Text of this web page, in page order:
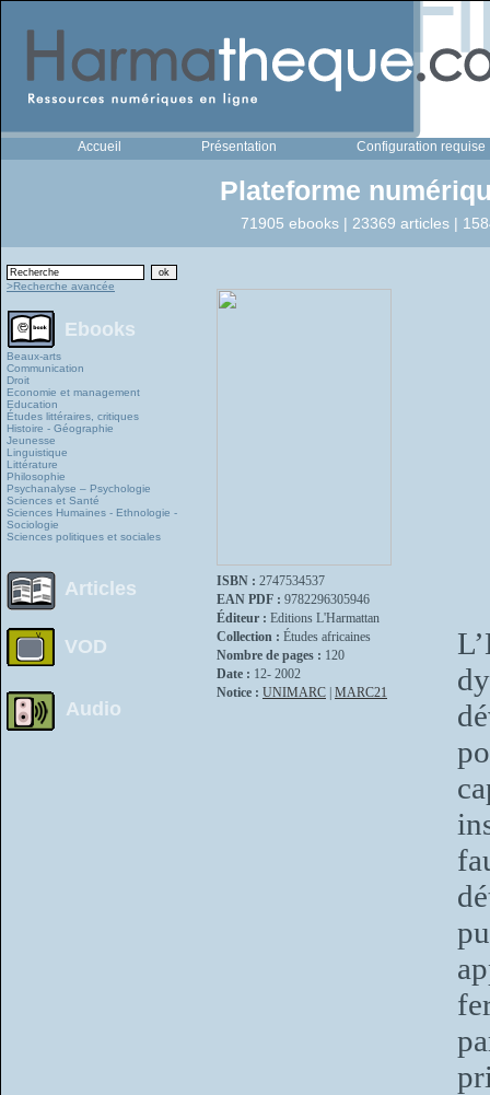
Accueil Présentation Configuration requise
Plateforme
71905 ebooks | 23369 articles |
>Recherche avancée
Ebooks
Beaux-arts
Communication
Droit
Economie et management
Education
Études littéraires, critiques
Histoire - Géographie
Jeunesse
Linguistique
Littérature
Philosophie
Psychanalyse – Psychologie
Sciences et Santé
Sciences Humaines - Ethnologie -
Sociologie
Sciences politiques et sociales
Articles
VOD
Audio
ISBN : 2747534537
EAN PDF : 9782296305946
Éditeur : Editions L'Harmattan
Collection : Études africaines
Nombre de pages : 120
Date : 12- 2002
Notice : UNIMARC MARC21